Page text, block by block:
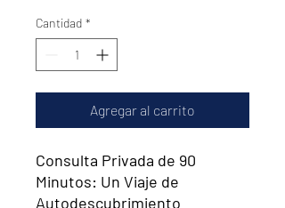
Cantidad *
Agregar al carrito
Consulta Privada de 90
Minutos: Un Viaje de
Autodescubrimiento